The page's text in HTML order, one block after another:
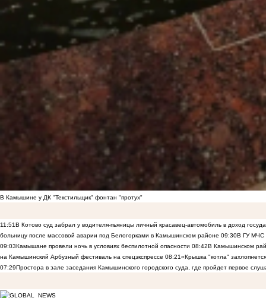
В Камышине у ДК "Текстильщик" фонтан "протух"
11:51В Котово суд забрал у водителя-пьяницы личный красавец-автомобиль в доход
больницу после массовой аварии под Белогорками в Камышинском районе 09:30В ГУ МЧС
09:03Камышане провели ночь в условиях беспилотной опасности 08:42В Камышинском
на Камышинский Арбузный фестиваль на спецэкспрессе 08:21«Крышка "котла"
07:29Простора в зале заседания Камышинского городского суда, где пройдет первое